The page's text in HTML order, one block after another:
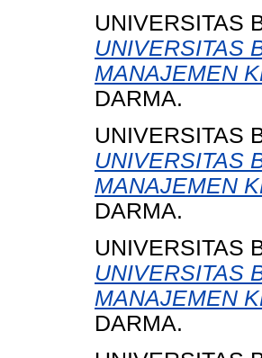
UNIVERSITAS
UNIVERSITAS
MANAJEMEN
DARMA.
UNIVERSITAS
UNIVERSITAS
MANAJEMEN
DARMA.
UNIVERSITAS
UNIVERSITAS
MANAJEMEN
DARMA.